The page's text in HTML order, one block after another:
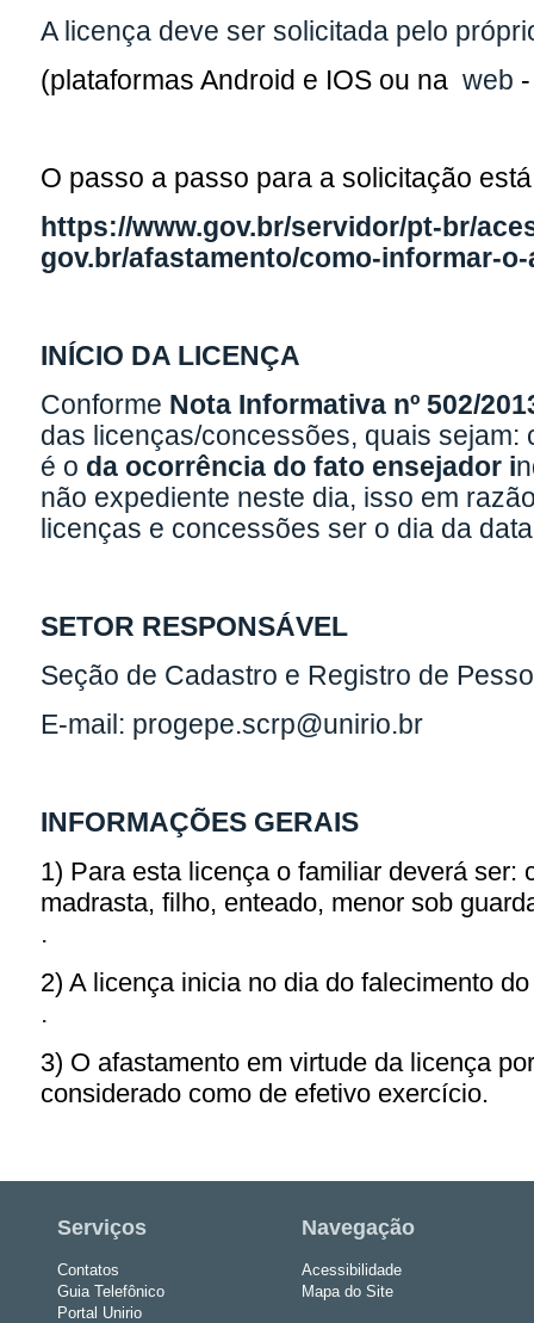
A licença deve ser solicitada pelo
(plataformas Android e IOS ou naweb
O passo a passo para a solicitação
https://www.gov.br/servidor/pt-br/
gov.br/afastamento/como-informar-
INÍCIO DA LICENÇA
Conforme Nota Informativa nº 502/
das licenças/concessões, quais
é o da ocorrência do fato ensejador i
não expediente neste dia, isso em
licenças e concessões ser o dia da
SETOR RESPONSÁVEL
Seção de Cadastro e Registro de
E-mail: progepe.scrp@unirio.br
INFORMAÇÕES GERAIS
1) Para esta licença o familiar deverá
madrasta, filho, enteado, menor sob
.
2) A licença inicia no dia do falecimento
.
3) O afastamento em virtude da licença
considerado como de efetivo exercício.
Serviços
Contatos
Guia Telefônico
Portal Unirio
Navegação
Acessibilidade
Mapa do Site